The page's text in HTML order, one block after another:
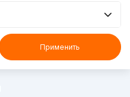
Применить